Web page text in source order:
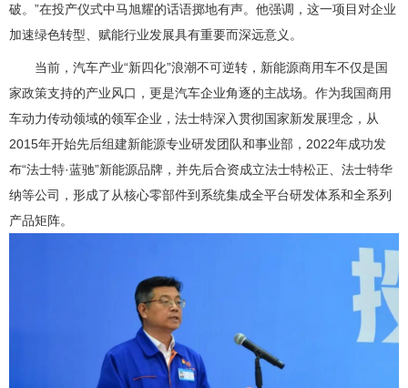
破。”在投产仪式中马旭耀的话语掷地有声。他强调，这一项目对企业
加速绿色转型、赋能行业发展具有重要而深远意义。
当前，汽车产业“新四化”浪潮不可逆转，新能源商用车不仅是国
家政策支持的产业风口，更是汽车企业角逐的主战场。作为我国商用
车动力传动领域的领军企业，法士特深入贯彻国家新发展理念，从
2015年开始先后组建新能源专业研发团队和事业部，2022年成功发
布“法士特·蓝驰”新能源品牌，并先后合资成立法士特松正、法士特华
纳等公司，形成了从核心零部件到系统集成全平台研发体系和全系列
产品矩阵。